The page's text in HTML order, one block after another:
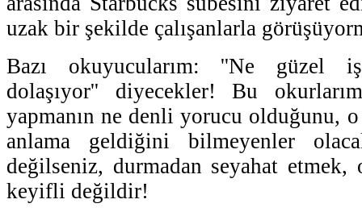
uzak bir şekilde çalışanlarla
Bazı okuyucularım: ''Ne güzel
dolaşıyor'' diyecekler! Bu
yapmanın ne denli yorucu olduğunu,
anlama geldiğini bilmeyenler
değilseniz, durmadan seyahat
keyifli değildir!